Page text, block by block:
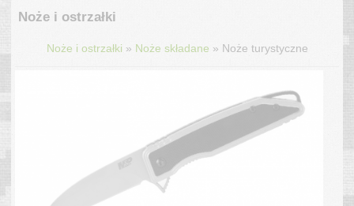
Noże i ostrzałki
Noże i ostrzałki » Noże składane » Noże turystyczne